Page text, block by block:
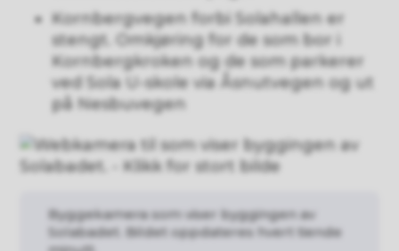
Kornbergvegen forbi Solahallen er
stengt. Omkjøring for de som bor i
Kornbergkroken og de som parkerer
ved Sola U-skole via Åsnutvegen og ut
på Nesbuvegen
Byggekamera som viser byggingen av
Solabadet. Bildet oppdateres hvert tiende